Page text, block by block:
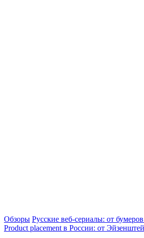
Обзоры Русские веб-сериалы: от
Product placement в России: от